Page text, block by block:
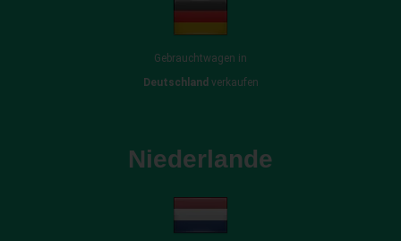
Gebrauchtwagen in
Deutschland verkaufen
Niederlande